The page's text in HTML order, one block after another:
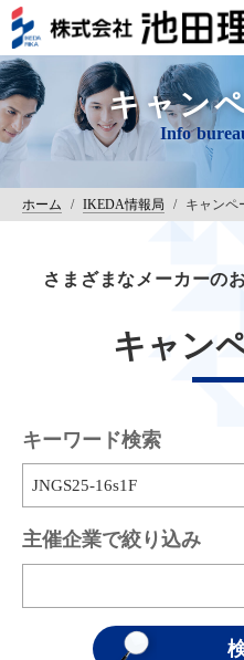
キャン
ホーム / IKEDA情報局 / キャンペ
さまざまなメーカーの
キャン
キーワード検索
主催企業で絞り込み